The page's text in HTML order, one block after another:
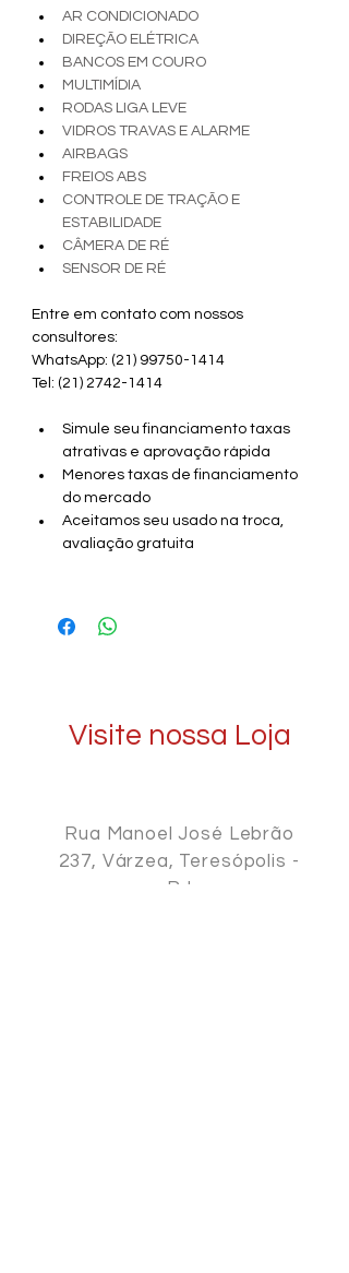
AR CONDICIONADO
DIREÇÃO ELÉTRICA
BANCOS EM COURO
MULTIMÍDIA
RODAS LIGA LEVE
VIDROS TRAVAS E ALARME
AIRBAGS
FREIOS ABS
CONTROLE DE TRAÇÃO E
ESTABILIDADE
CÂMERA DE RÉ
SENSOR DE RÉ
Entre em contato com nossos
consultores:
WhatsApp: (21) 99750-1414
Tel: (21) 2742-1414
Simule seu financiamento taxas
atrativas e aprovação rápida
Menores taxas de financiamento
do mercado
Aceitamos seu usado na troca,
avaliação gratuita
Visite nossa Loja
Rua Manoel José Lebrão
237, Várzea, Teresópolis -
RJ